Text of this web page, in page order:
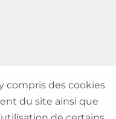
compris des cookies
du site ainsi que